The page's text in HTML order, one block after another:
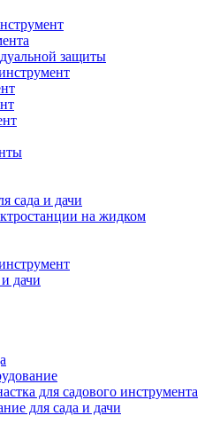
защиты
сада и дачи
на жидком
дачи
для садового инструмента
для сада и дачи